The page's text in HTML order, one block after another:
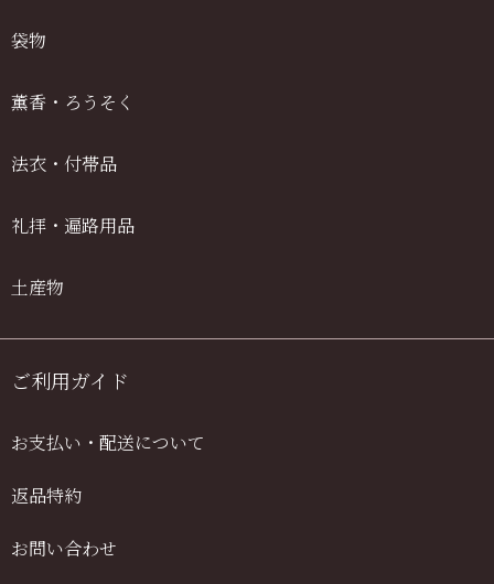
袋物
薫香・ろうそく
法衣・付帯品
礼拝・遍路用品
土産物
ご利用ガイド
お支払い・配送について
返品特約
お問い合わせ